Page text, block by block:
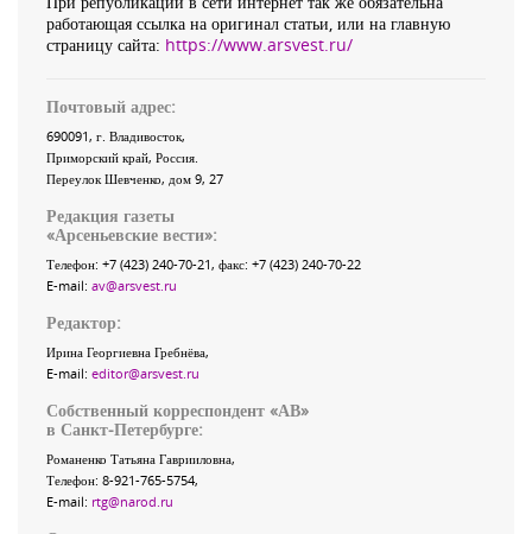
работающая ссылка на оригинал статьи, или на главную
страницу сайта: https://www.arsvest.ru/
Почтовый адрес:
690091, г. Владивосток,
Приморский край, Россия
Переулок Шевченко, дом 9, 27
Редакция газеты
«Арсеньевские вести»:
Телефон: +7 (423) 240-70-21, факс: +7 (423) 240-70-22
E-mail: av@arsvest.ru
Редактор:
Ирина Георгиевна Гребнёва,
E-mail: editor@arsvest.ru
Собственный корреспондент «АВ»
в Санкт-Петербурге:
Романенко Татьяна Гаврииловна,
Телефон: 8-921-765-5754,
E-mail: rtg@narod.ru